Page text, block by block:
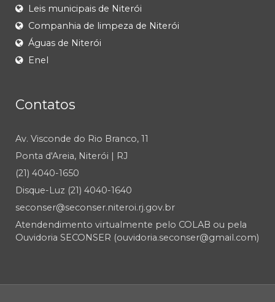
Leis municipais de Niterói
Companhia de limpeza de Niterói
Águas de Niterói
Enel
Contatos
Av. Visconde do Rio Branco, 11
Ponta d'Areia, Niterói | RJ
(21) 4040-1650
Disque-Luz (21) 4040-1640
seconser@seconser.niteroi.rj.gov.br
Atendendimento virtualmente pelo COLAB ou pela
Ouvidoria SECONSER (ouvidoria.seconser@gmail.com)